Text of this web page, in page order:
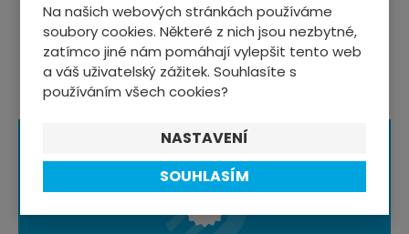
Na našich webových stránkách používáme
soubory cookies. Některé z nich jsou nezbytné,
zatímco jiné nám pomáhají vylepšit tento web
a váš uživatelský zážitek. Souhlasíte s
používáním všech cookies?
NASTAVENÍ
SOUHLASÍM